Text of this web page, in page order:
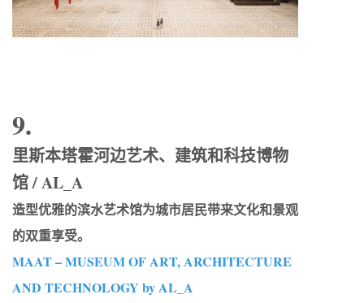
9.
里斯本塔霍河边艺术、建筑和科技博物
馆 / AL_A
造型优雅的滨水艺术馆为城市居民带来文化和景观
的双重享受。
MAAT – MUSEUM OF ART, ARCHITECTURE
AND TECHNOLOGY by AL_A